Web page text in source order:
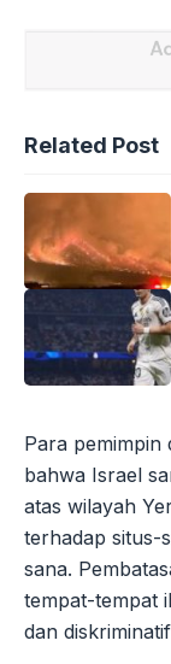
Related Post
Para pemimpin
bahwa Israel
atas wilayah
terhadap situs-
sana.
tempat-tempat
dan